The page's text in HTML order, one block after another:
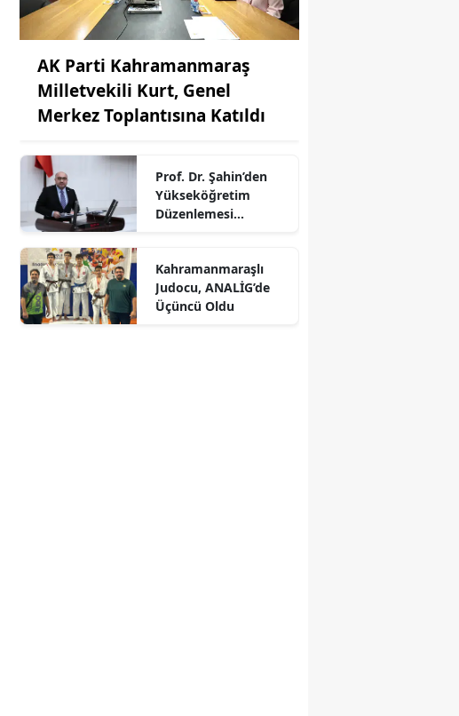
Gönder
AK Parti Kahramanmaraş
Milletvekili Kurt, Genel
Merkez Toplantısına Katıldı
Prof. Dr. Şahin’den
Yükseköğretim
Düzenlemesi
Üniversiteler
Güçlenecek
Kahramanmaraşlı
Judocu, ANALİG’de
Üçüncü Oldu